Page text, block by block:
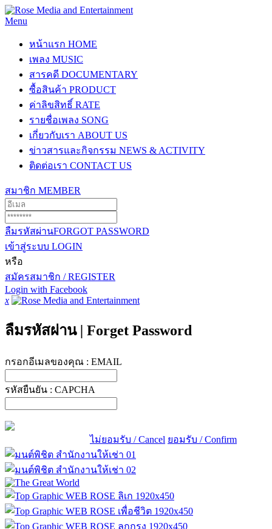
Menu
หน้าแรก HOME
เพลง MUSIC
สารคดี DOCUMENTARY
ซื้อสินค้า PRODUCT
ค่าลิขสิทธิ์ RATE
รายชื่อเพลง SONG
เกี่ยวกับเรา ABOUT US
ข่าวสารและกิจกรรม NEWS & ACTIVITY
ติดต่อเรา CONTACT US
สมาชิก MEMBER
ลืมรหัสผ่านFORGOT PASSWORD
เข้าสู่ระบบ LOGIN
หรือ
สมัครสมาชิก / REGISTER
Login with Facebook
x
ลืมรหัสผ่าน | Forget Password
กรอกอีเมลของคุณ : EMAIL
รหัสยืนยัน : CAPCHA
ไม่ยอมรับ / Cancel ยอมรับ / Confirm